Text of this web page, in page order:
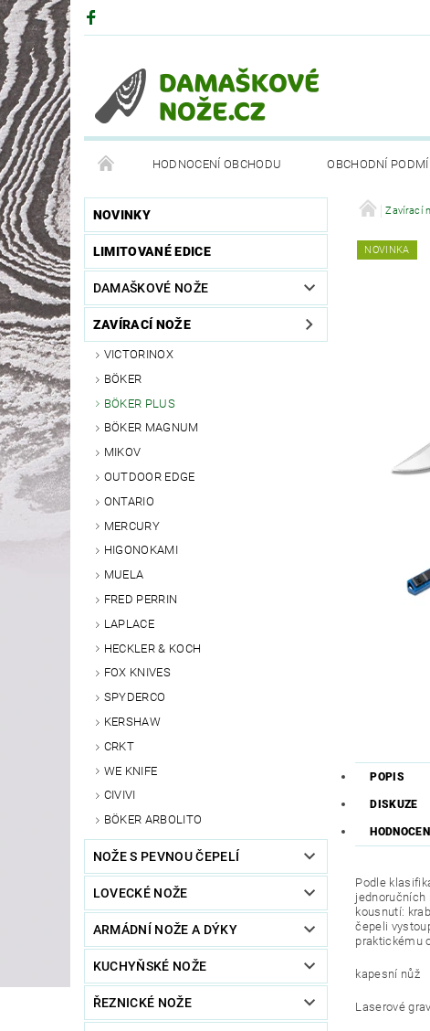
HODNOCENÍ OBCHODU OBCHODNÍ
DRUHY OCELÍ BÖKEROVA
NOVINKY
LIMITOVANÉ EDICE
DAMAŠKOVÉ NOŽE
ZAVÍRACÍ NOŽE
VICTORINOX
BÖKER
BÖKER PLUS
BÖKER MAGNUM
MIKOV
OUTDOOR EDGE
ONTARIO
MERCURY
HIGONOKAMI
MUELA
FRED PERRIN
LAPLACE
HECKLER & KOCH
FOX KNIVES
SPYDERCO
KERSHAW
CRKT
WE KNIFE
CIVIVI
BÖKER ARBOLITO
NOŽE S PEVNOU ČEPELÍ
LOVECKÉ NOŽE
ARMÁDNÍ NOŽE A DÝKY
KUCHYŇSKÉ NOŽE
ŘEZNICKÉ NOŽE
Zavírací
NOVINKA
POPIS
DISKUZE
HODNOCENÍ
Podle
jednoručních
kousnutí:
čepeli
praktickému
kapesní nůž
Laserové